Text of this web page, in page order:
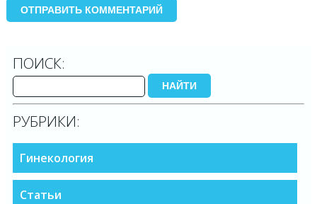
ПОИСК:
НАЙТИ
РУБРИКИ:
Гинекология
Статьи